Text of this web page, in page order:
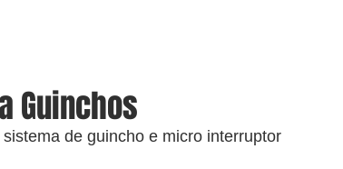
Guinchos
de guincho e micro interruptor